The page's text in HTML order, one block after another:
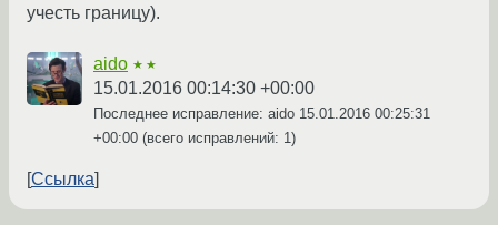
учесть границу).
aido ★★
15.01.2016 00:14:30 +00:00
Последнее исправление: aido 15.01.2016 00:25:31
+00:00 (всего исправлений: 1)
Ссылка